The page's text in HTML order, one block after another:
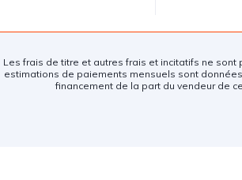
Les frais de titre et autres frais et incitatifs ne sont
estimations de paiements mensuels sont
financement de la part du vendeur de